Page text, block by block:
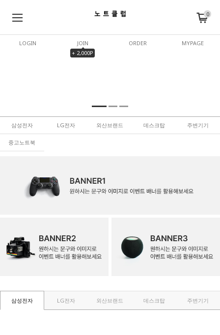
0
LOGIN
JOIN
+ 2,000P
ORDER MYPAGE
삼성전자 LG전자 외산브랜드 데스크탑 주변기기
중고노트북
삼성전자 LG전자 외산브랜드 데스크탑 주변기기